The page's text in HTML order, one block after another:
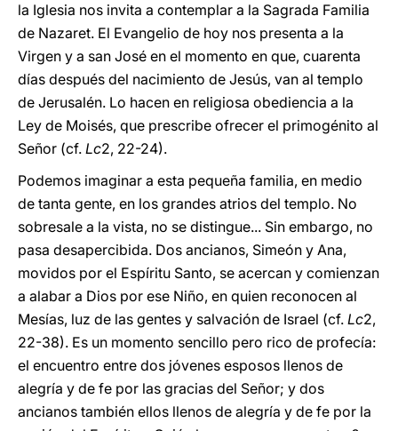
la Iglesia nos invita a contemplar a la Sagrada Familia
de Nazaret. El Evangelio de hoy nos presenta a la
Virgen y a san José en el momento en que, cuarenta
días después del nacimiento de Jesús, van al templo
de Jerusalén. Lo hacen en religiosa obediencia a la
Ley de Moisés, que prescribe ofrecer el primogénito al
Señor (cf. Lc2, 22-24).
Podemos imaginar a esta pequeña familia, en medio
de tanta gente, en los grandes atrios del templo. No
sobresale a la vista, no se distingue... Sin embargo, no
pasa desapercibida. Dos ancianos, Simeón y Ana,
movidos por el Espíritu Santo, se acercan y comienzan
a alabar a Dios por ese Niño, en quien reconocen al
Mesías, luz de las gentes y salvación de Israel (cf. Lc2,
22-38). Es un momento sencillo pero rico de profecía:
el encuentro entre dos jóvenes esposos llenos de
alegría y de fe por las gracias del Señor; y dos
ancianos también ellos llenos de alegría y de fe por la